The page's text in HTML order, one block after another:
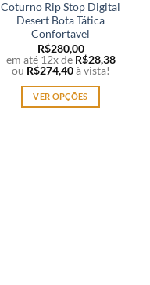
Coturno Rip Stop Digital
Desert Bota Tática
Confortavel
R$280,00
em até 12x de R$28,38
ou R$274,40 à vista!
VER OPÇÕES